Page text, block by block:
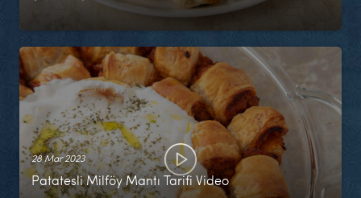
28 Mar 2023
Patatesli Milföy Mantı Tarifi Video